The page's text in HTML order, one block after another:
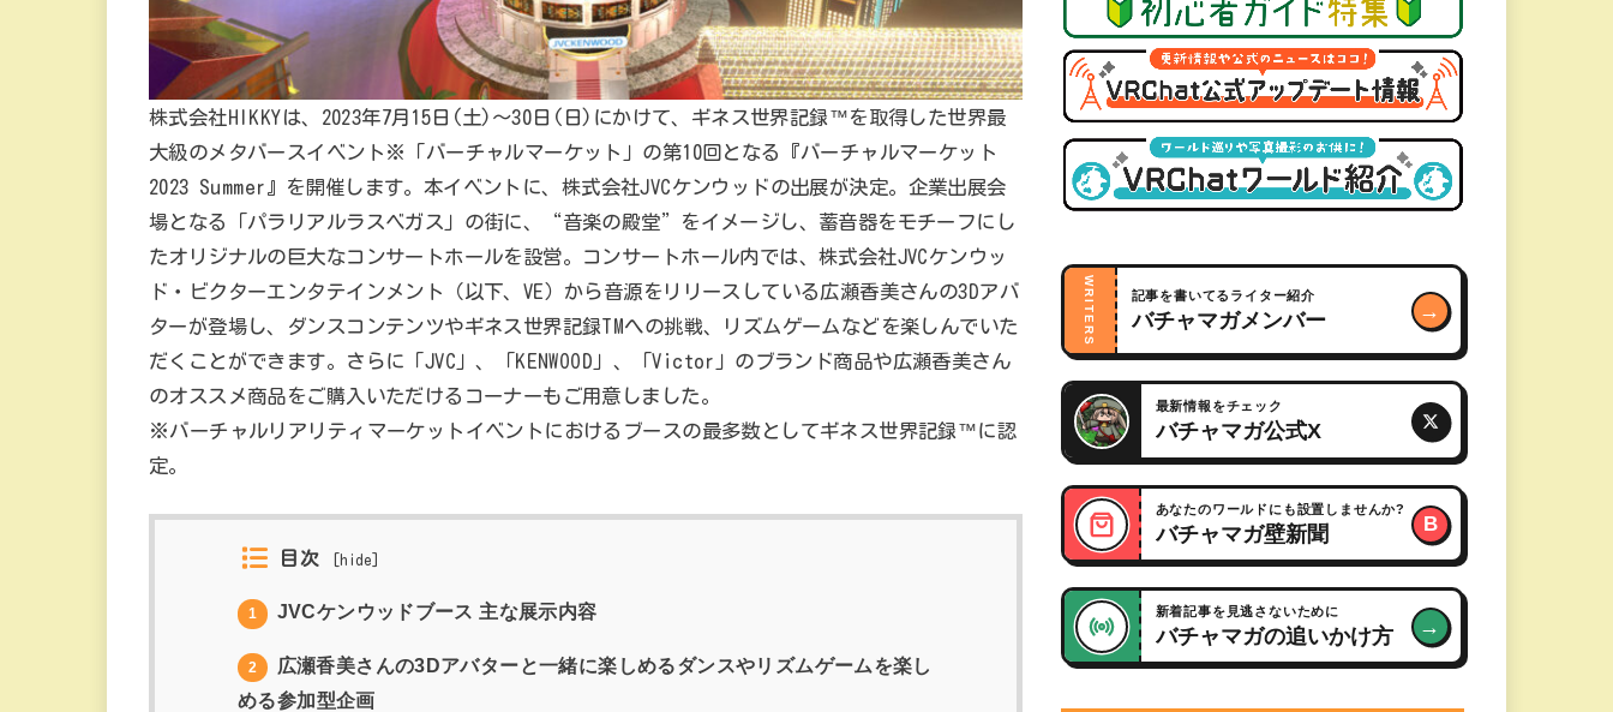
株式会社HIKKYは、2023年7月15日(土)～30日(日)にかけて、ギネス世界記録™を取得した世界最
大級のメタバースイベント※「バーチャルマーケット」の第10回となる『バーチャルマーケット
2023 Summer』を開催します。本イベントに、株式会社JVCケンウッドの出展が決定。企業出展会
場となる「パラリアルラスベガス」の街に、“音楽の殿堂”をイメージし、蓄音器をモチーフにし
たオリジナルの巨大なコンサートホールを設営。コンサートホール内では、株式会社JVCケンウッ
ド・ビクターエンタテインメント（以下、VE）から音源をリリースしている広瀬香美さんの3Dアバ
ターが登場し、ダンスコンテンツやギネス世界記録TMへの挑戦、リズムゲームなどを楽しんでいた
だくことができます。さらに「JVC」、「KENWOOD」、「Victor」のブランド商品や広瀬香美さん
のオススメ商品をご購入いただけるコーナーもご用意しました。
※バーチャルリアリティマーケットイベントにおけるブースの最多数としてギネス世界記録™に認
定。
目次 hide
1 JVCケンウッドブース 主な展示内容
2
広瀬香美さんの3Dアバターと一緒に楽しめるダンスやリズムゲームを楽し
める参加型企画
WRITERS 記事を書いてるライター紹介
バチャマガメンバー →
最新情報をチェック
バチャマガ公式X
あなたのワールドにも設置しませんか?
バチャマガ壁新聞 B
新着記事を見逃さないために
バチャマガの追いかけ方 →